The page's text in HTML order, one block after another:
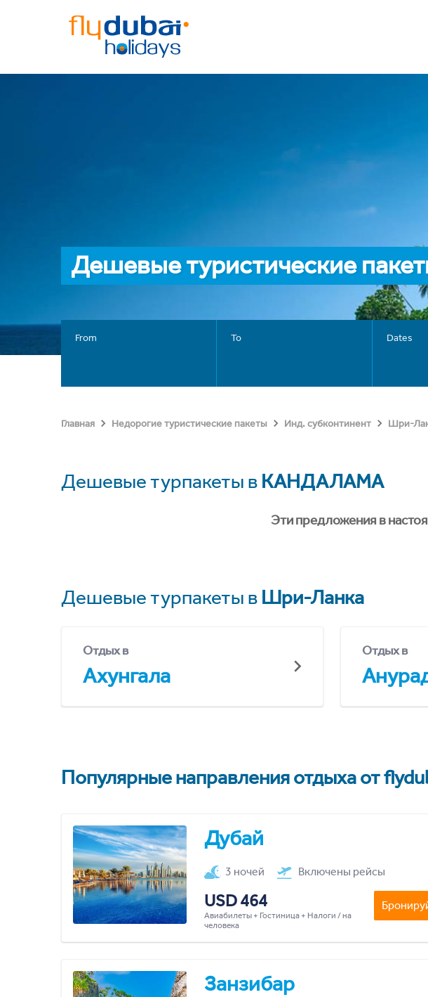
Дешевые туристические
From To Dates
Главная Недорогие туристические пакеты Инд. субконтинент Шри-
Дешевые турпакеты в КАНДАЛАМА
Эти предложения в
Дешевые турпакеты в Шри-Ланка
Отдых в
Ахунгала
Отдых в
Популярные направления отдыха от
Дубай
3 ночей Включены рейсы
USD 464
Авиабилеты + Гостиница + Налоги / на
человека
Занзибар